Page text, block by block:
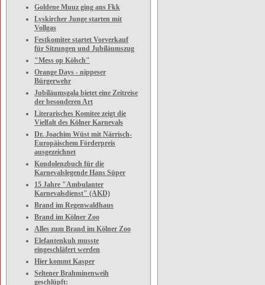
Goldene Muuz ging ans Fkk
Lyskircher Junge starten mit
Vollgas
Festkomitee startet Vorverkauf
für Sitzungen und Jubiläumszug
"Mess op Kölsch"
Orange Days - nippeser
Bürgerwehr
Jubiläumsgala bietet eine Zeitreise
der besonderen Art
Literarisches Komitee zeigt die
Vielfalt des Kölner Karnevals
Dr. Joachim Wüst mit Närrisch-
Europäischem Förderpreis
ausgezeichnet
Kondolenzbuch für die
Karnevalslegende Hans Süper
15 Jahre "Ambulanter
Karnevalsdienst" (AKD)
Brand im Regenwaldhaus
Brand im Kölner Zoo
Alles zum Brand im Kölner Zoo
Elefantenkuh musste
eingeschläfert werden
Hier kommt Kasper
Seltener Brahminenweih
geschlüpft: